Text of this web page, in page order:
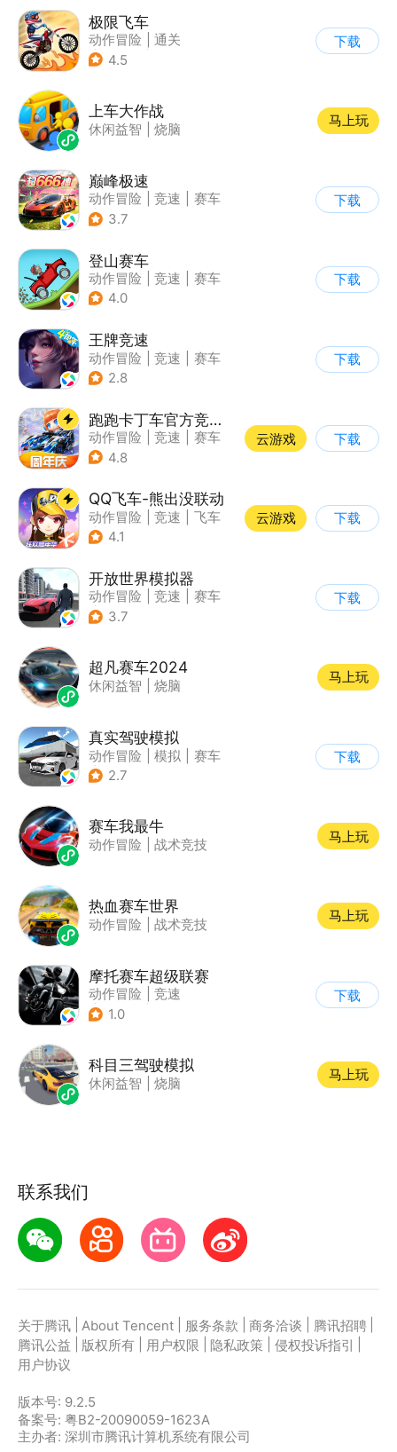
极限飞车
动作冒险
通关
| 摩托车
4.5
下载
上车大作战
休闲益智 烧脑
马上玩
巅峰极速
动作冒险 竞速
赛车
| 漂移
3.7
下载
登山赛车
动作冒险 竞速
赛车
| 卡通
4.0
下载
王牌竞速
动作冒险 竞速
赛车
| 漂移
2.8
下载
跑跑卡丁车官方竞速版
动作冒险 竞速
赛车
| 跑跑卡丁车
4.8
云游戏 下载
QQ飞车-熊出没联动
动作冒险 竞速
飞车
| 漂移
4.1
云游戏 下载
开放世界模拟器
动作冒险 竞速
赛车
| 开放世界
3.7
下载
超凡赛车2024
休闲益智 烧脑
马上玩
真实驾驶模拟
动作冒险 模拟
赛车
| 漂移
2.7
下载
赛车我最牛
动作冒险 战术竞技
马上玩
热血赛车世界
动作冒险 战术竞技
马上玩
摩托赛车超级联赛
动作冒险
竞速
| 摩托车
1.0
下载
科目三驾驶模拟
休闲益智 烧脑
马上玩
联系我们
关于腾讯 About Tencent 服务条款 商务洽谈 腾讯招聘
腾讯公益
版权所有 用户权限 隐私政策 侵权投诉指引
用户协议
版本号: 9.2.5
备案号: 粤B2-20090059-1623A
主办者: 深圳市腾讯计算机系统有限公司